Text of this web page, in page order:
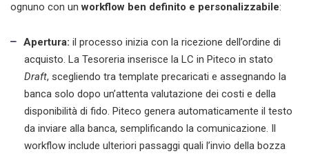
ognuno con unworkflow ben definito e personalizzabile:
Apertura: il processo inizia con la ricezione dell’ordine di
acquisto. La Tesoreria inserisce la LC in Piteco in stato
Draft, scegliendo tra template precaricati e assegnando la
banca solo dopo un’attenta valutazione dei costi e della
disponibilità di fido. Piteco genera automaticamente il testo
da inviare alla banca, semplificando la comunicazione. Il
workflow include ulteriori passaggi quali l’invio della bozza